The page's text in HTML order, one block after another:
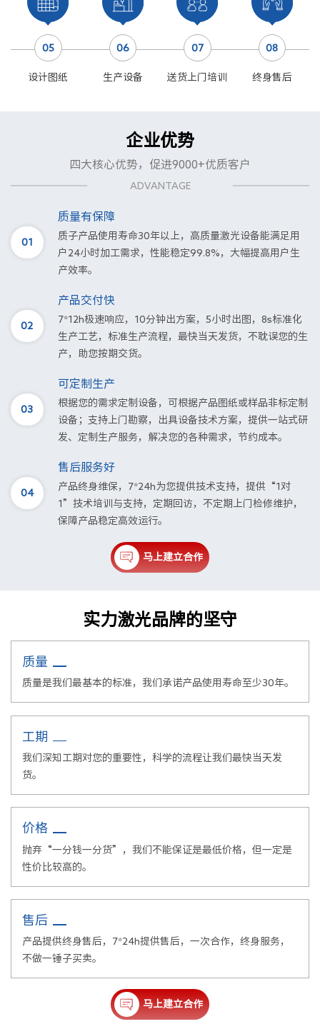
05
设计图纸
06
生产设备
07
送货上门培训
08
终身售后
企业优势
四大核心优势，促进9000+优质客户
ADVANTAGE
01
质量有保障
质子产品使用寿命30年以上，高质量激光设备能满足用
户24小时加工需求，性能稳定99.8%，大幅提高用户生
产效率。
02
产品交付快
7*12h极速响应，10分钟出方案，5小时出图，8s标准化
生产工艺，标准生产流程，最快当天发货，不耽误您的生
产，助您按期交货。
03
可定制生产
根据您的需求定制设备，可根据产品图纸或样品非标定制
设备；支持上门勘察，出具设备技术方案，提供一站式研
发、定制生产服务，解决您的各种需求，节约成本。
04
售后服务好
产品终身维保，7*24h为您提供技术支持，提供“1对
1”技术培训与支持，定期回访，不定期上门检修维护，
保障产品稳定高效运行。
马上建立合作
实力激光品牌的坚守
质量
质量是我们最基本的标准，我们承诺产品使用寿命至少30年。
工期
我们深知工期对您的重要性，科学的流程让我们最快当天发
货。
价格
抛弃“一分钱一分货”，我们不能保证是最低价格，但一定是
性价比较高的。
售后
产品提供终身售后，7*24h提供售后，一次合作，终身服务，
不做一锤子买卖。
马上建立合作